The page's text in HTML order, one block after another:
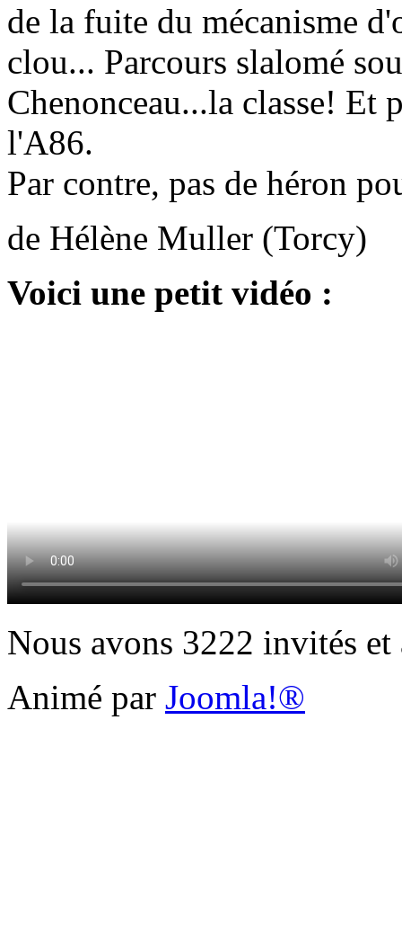
de la fuite du mécanisme
clou... Parcours slalomé
Chenonceau...la classe! Et
l'A86.
Par contre, pas de héron
de Hélène Muller (Torcy)
Voici une petit vidéo :
Nous avons 3222 invités
Animé par Joomla!®